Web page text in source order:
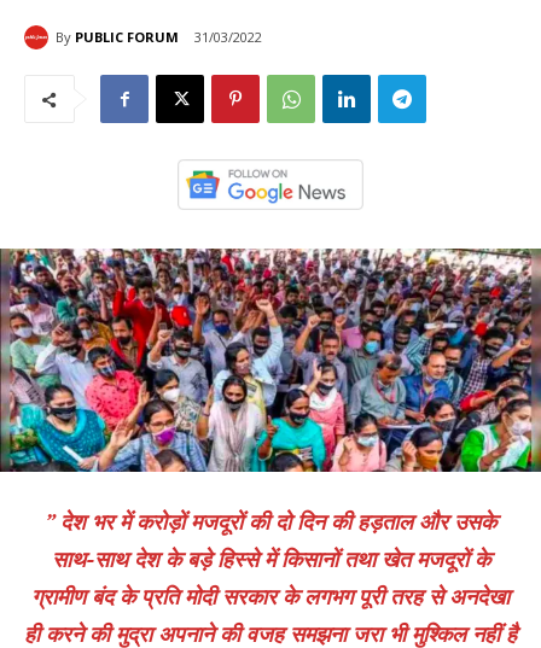
By PUBLIC FORUM 31/03/2022
” देश भर में करोड़ों मजदूरों की दो दिन की हड़ताल और उसके
साथ-साथ देश के बड़े हिस्से में किसानों तथा खेत मजदूरों के
ग्रामीण बंद के प्रति मोदी सरकार के लगभग पूरी तरह से अनदेखा
ही करने की मुद्रा अपनाने की वजह समझना जरा भी मुश्किल नहीं है